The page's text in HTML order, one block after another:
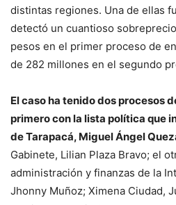
distintas regiones. Una de ellas
detectó un cuantioso
pesos en el primer proceso de
de 282 millones en el segundo
El caso ha tenido dos procesos
primero con la lista política que
de Tarapacá, Miguel Ángel
Gabinete, Lilian Plaza Bravo; el
administración y finanzas de la
Jhonny Muñoz; Ximena Ciudad,